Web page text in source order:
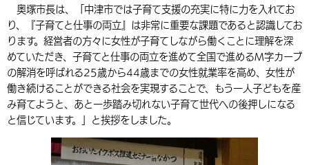
中国語（繁体字） 韓国語（한국어）
組織案内
環境・衛生 生涯学習・スポーツ・人権
選挙 外国人の方向け情報
都市整備
手当・助成 健康・医療
相談・支援・情報 計画・施策
観光なび スポットを探す
遊ぶ・体験する グルメ・食べる
買う・おみやげ 四季のイベント・祭り
移住・定住
市政情報
中津市について 市役所の紹介
地方創生・地域活性化 広報・広聴
行政・計画
奥塚市長は、「中津市では子育て支援の充実に特に力を入れてお
り、『子育てと仕事の両立』は非常に重要な課題であると認識してお
ります。経営者の方々に女性が子育てしながら働くことに理解を深
めていただき、子育てと仕事の両立を進めて全国で進めるM字カーブ
の解消を呼ばれる25歳から44歳までの女性就業率を高め、女性が
働き続けることができる社会を実現することで、もう一人子どもを産
み育てようと、あと一歩踏み切れない子育て世代への後押しになる
と信じています。」と挨拶をしました。